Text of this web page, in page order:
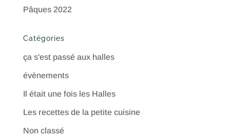
Pâques 2022
Catégories
ça s'est passé aux halles
évènements
Il était une fois les Halles
Les recettes de la petite cuisine
Non classé